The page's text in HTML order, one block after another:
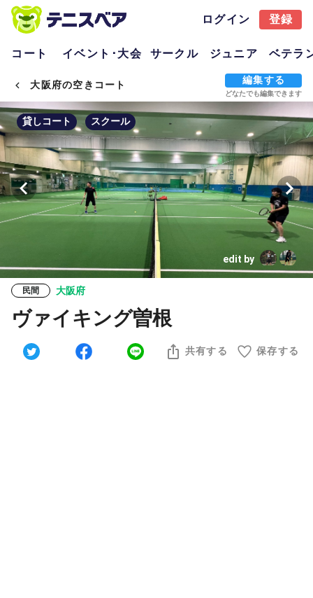
ログイン 登録
コート イベント･大会 サークル ジュニア ベテラ
大阪府の空きコート 編集する
どなたでも編集できます
貸しコート スクール
edit by
民間 大阪府
ヴァイキング曽根
共有する 保存する